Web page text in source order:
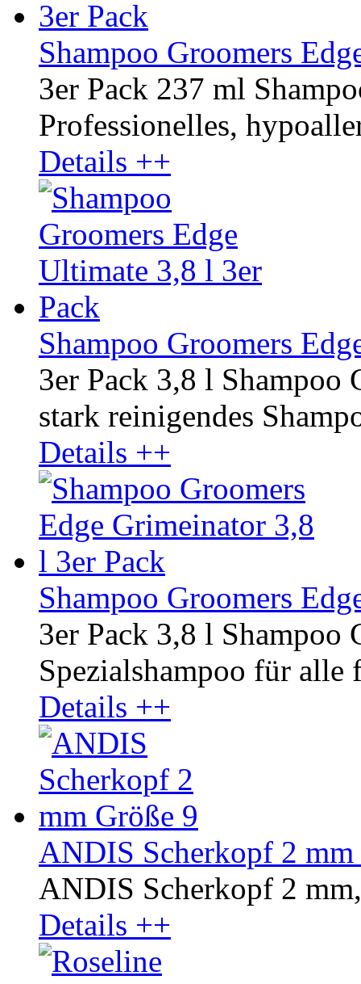
Shampoo Groomers
3er Pack 237 ml
Professionelles,
Details ++
Shampoo Groomers
3er Pack 3,8 l Shampoo
stark reinigendes
Details ++
Shampoo Groomers
3er Pack 3,8 l Shampoo
Spezialshampoo für alle
Details ++
ANDIS Scherkopf 2 mm
ANDIS Scherkopf 2
Details ++